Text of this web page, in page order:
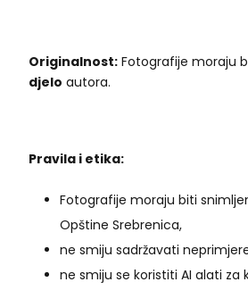
Originalnost: Fotografije moraju
djelo autora.
Pravila i etika:
Fotografije moraju biti
Opštine Srebrenica,
ne smiju sadržavati
ne smiju se koristiti AI alati za